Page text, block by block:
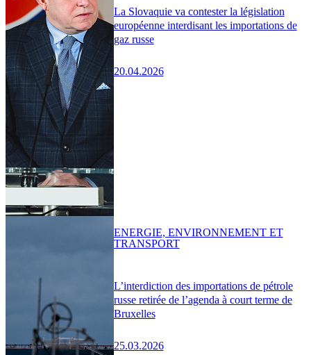
La Slovaquie va contester la législation
européenne interdisant les importations de
gaz russe
20.04.2026
L’interdiction des importations de pétrole
russe retirée de l’agenda à court terme de
Bruxelles
25.03.2026
ENERGIE, ENVIRONNEMENT ET
TRANSPORT